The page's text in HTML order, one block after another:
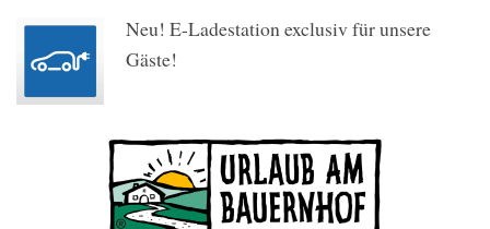
Neu! E-Ladestation exclusiv für unsere
Gäste!